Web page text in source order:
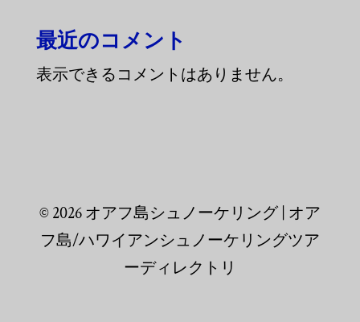
最近のコメント
表示できるコメントはありません。
© 2026 オアフ島シュノーケリング | オア
フ島/ハワイアンシュノーケリングツア
ーディレクトリ